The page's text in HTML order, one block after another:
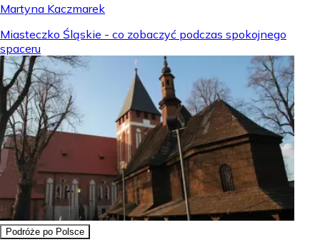
Martyna Kaczmarek
Miasteczko Śląskie - co zobaczyć podczas spokojnego
spaceru
Podróże po Polsce